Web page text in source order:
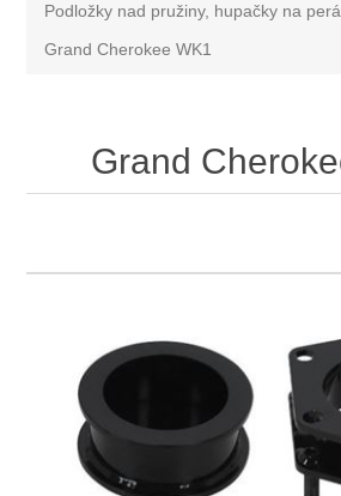
Podložky nad pružiny, hupačky na perá
Grand Cherokee WK1
Grand